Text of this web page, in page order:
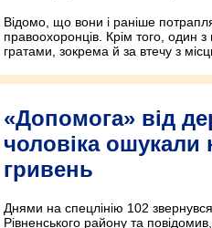
Відомо, що вони і раніше
правоохоронців. Крім того, один з
гратами, зокрема й за втечу з
«Допомога» від
чоловіка ошукали
гривень
Днями на спецлінію 102
Рівненського району та